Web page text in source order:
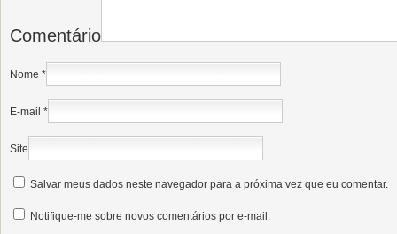
Comentário
Nome *
E-mail *
Site
Salvar meus dados neste navegador para a próxima vez que eu comentar.
Notifique-me sobre novos comentários por e-mail.